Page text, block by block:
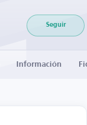
Seguir
Información